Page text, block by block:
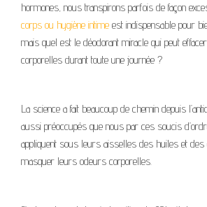
hormones, nous transpirons parfois de façon
corps ou hygiène intime est indispensable pour
mais quel est le déodorant miracle qui peut
corporelles durant toute une journée ?
La science a fait beaucoup de chemin depuis
aussi préoccupés que nous par ces soucis
appliquent sous leurs aisselles des huiles et des
masquer leurs odeurs corporelles.